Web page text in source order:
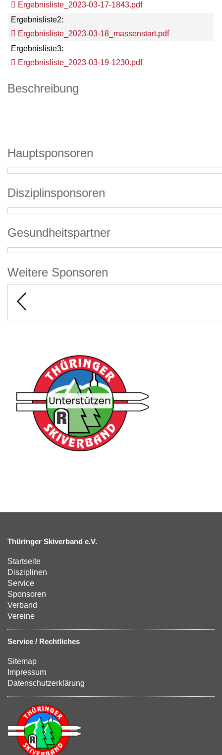
Ergebnisliste_2023-03-17-1843.pdf
Ergebnisliste2:
Ergebnisliste_2023-03-18_massenstart.pdf
Ergebnisliste3:
Ergebnisliste_2023-03-19-1230.pdf
Beschreibung
Hauptsponsoren
Disziplinsponsoren
Gesundheitspartner
Weitere Sponsoren
Thüringer Skiverband e.V.
Startseite
Disziplinen
Service
Sponsoren
Verband
Vereine
Service / Rechtliches
Sitemap
Impressum
Datenschutzerklärung